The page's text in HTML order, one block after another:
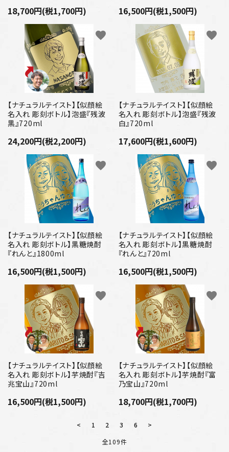
18,700円(税1,700円) 16,500円(税1,500円)
【ナチュラルテイスト】【似顔絵
名入れ 彫刻ボトル】泡盛『残波
黒』720ml
24,200円(税2,200円)
favorite
【ナチュラルテイスト】【似顔絵
名入れ 彫刻ボトル】泡盛『残波
白』720ml
17,600円(税1,600円)
favorite
【ナチュラルテイスト】【似顔絵
名入れ 彫刻ボトル】黒糖焼酎
『れんと』1800ml
16,500円(税1,500円)
favorite
【ナチュラルテイスト】【似顔絵
名入れ 彫刻ボトル】黒糖焼酎
『れんと』720ml
16,500円(税1,500円)
favorite
【ナチュラルテイスト】【似顔絵
名入れ 彫刻ボトル】芋焼酎『吉
兆宝山』720ml
16,500円(税1,500円)
favorite
【ナチュラルテイスト】【似顔絵
名入れ 彫刻ボトル】芋焼酎『富
乃宝山』720ml
18,700円(税1,700円)
favorite
< 1 2 3 6
>
全109件